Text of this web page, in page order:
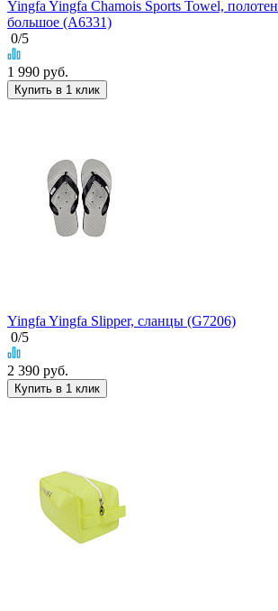
Yingfa Yingfa Chamois Sports Towel,
большое (A6331)
0/5
1 990 руб.
Купить в 1 клик
Yingfa Yingfa Slipper, сланцы (G7206)
0/5
2 390 руб.
Купить в 1 клик